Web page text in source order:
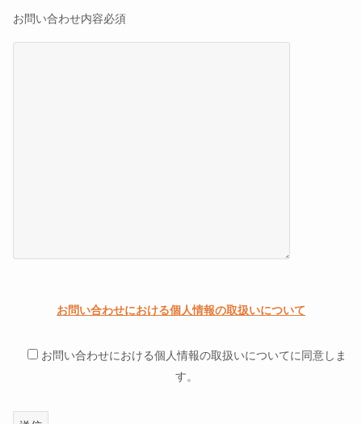
お問い合わせ内容必須
お問い合わせにおける個人情報の取扱いについて
お問い合わせにおける個人情報の取扱いについてに同意しま
す。